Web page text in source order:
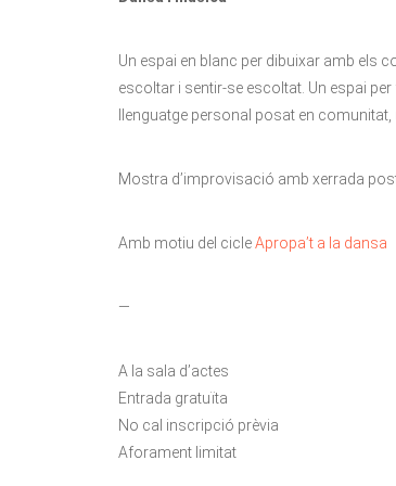
Un espai en blanc per dibuixar amb els
escoltar i sentir-se escoltat. Un espai
llenguatge personal posat en
Mostra d’improvisació amb xerrada
Amb motiu del cicleApropa’t a la dansa
—
A la sala d’actes
Entrada gratuïta
No cal inscripció prèvia
Aforament limitat